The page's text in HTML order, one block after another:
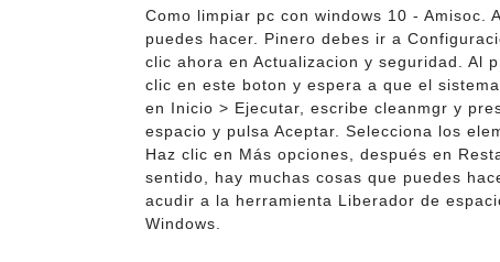
Como limpiar pc con windows 10 - Amisoc.
puedes hacer. Pinero debes ir a
clic ahora en Actualizacion y seguridad. Al
clic en este boton y espera a que el
en Inicio > Ejecutar, escribe cleanmgr y
espacio y pulsa Aceptar. Selecciona los
Haz clic en Más opciones, después en
sentido, hay muchas cosas que puedes
acudir a la herramienta Liberador de
Windows.